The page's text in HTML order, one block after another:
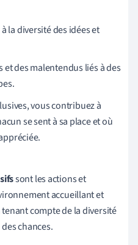
la diversité des idées et
des malentendus liés à des
vous contribuez à
se sent à sa place et où
sont les actions et
accueillant et
compte de la diversité
chances.